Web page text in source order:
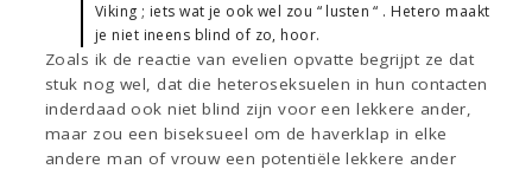
Viking ; iets wat je ook wel zou “ lusten “ . Hetero maakt
je niet ineens blind of zo, hoor.
Zoals ik de reactie van evelien opvatte begrijpt ze dat
stuk nog wel, dat die heteroseksuelen in hun contacten
inderdaad ook niet blind zijn voor een lekkere ander,
maar zou een biseksueel om de haverklap in elke
andere man of vrouw een potentiële lekkere ander